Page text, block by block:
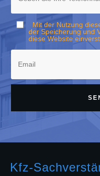
Mit der Nutzung
der Speicherung und
diese Website
Kfz-